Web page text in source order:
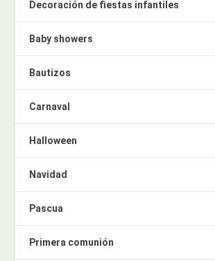
Decoración de fiestas infantiles
Baby showers
Bautizos
Carnaval
Halloween
Navidad
Pascua
Primera comunión